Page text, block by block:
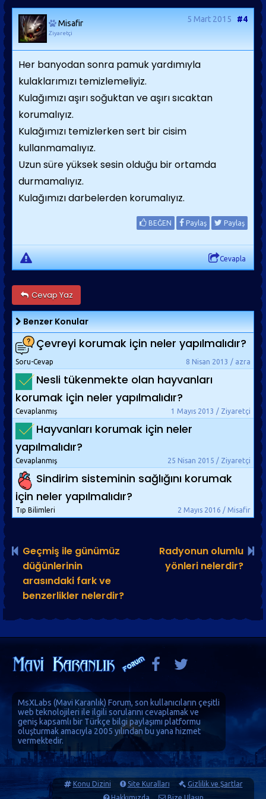
Misafir
Ziyaretçi
5 Mart 2015 #4
Her banyodan sonra pamuk yardımıyla
kulaklarımızı temizlemeliyiz.
Kulağımızı aşırı soğuktan ve aşırı sıcaktan
korumalıyız.
Kulağımızı temizlerken sert bir cisim
kullanmamalıyız.
Uzun süre yüksek sesin olduğu bir ortamda
durmamalıyız.
Kulağımızı darbelerden korumalıyız.
BEĞEN Paylaş Paylaş
Cevapla
Cevap Yaz
Benzer Konular
Çevreyi korumak için neler yapılmalıdır?
8 Nisan 2013 / azra
Soru-Cevap
Nesli tükenmekte olan hayvanları
korumak için neler yapılmalıdır?
1 Mayıs 2013 / Ziyaretçi
Cevaplanmış
Hayvanları korumak için neler
yapılmalıdır?
25 Nisan 2015 / Ziyaretçi
Cevaplanmış
Sindirim sisteminin sağlığını korumak
için neler yapılmalıdır?
2 Mayıs 2016 / Misafir
Tıp Bilimleri
Geçmiş ile günümüz
düğünlerinin
arasındaki fark ve
benzerlikler nelerdir?
Radyonun olumlu
yönleri nelerdir?
MsXLabs (Mavi Karanlık) Forum, son kullanıcıların çeşitli
web teknolojileri ile ilgili sorularını cevaplamak ve
geniş kapsamlı bir Türkçe bilgi paylaşımı platformu
oluşturmak amacıyla 2005 yılından bu yana hizmet
vermektedir.
Konu Dizini Site Kuralları
Gizlilik ve Şartlar